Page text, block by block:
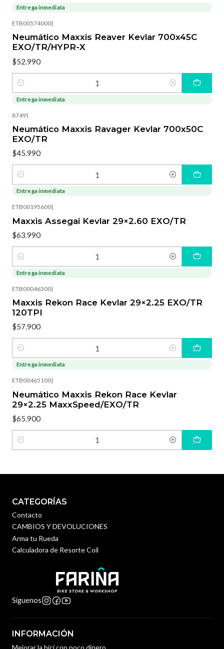
Entrega inmediata
ETB00574000|
Neumático Maxxis Reaver Kevlar 700x45C
EXO/TR/HYPR-X
$52.990
Cantidad
Entrega inmediata
8749|
Neumático Maxxis Ravager Kevlar 700x50C
EXO/TR
$45.990
Cantidad
Entrega inmediata
ETB00195600|
Maxxis Assegai Kevlar 29×2.60 EXO/TR
$63.990
Cantidad
Entrega inmediata
ETB00046300|
Maxxis Rekon Race Kevlar 29×2.25 EXO/TR
120TPI
$57.900
Cantidad
Entrega inmediata
ETB00465100|
Neumático Maxxis Rekon Race Kevlar
29×2.25 MaxxSpeed/EXO/TR
$65.900
Cantidad
CATEGORÍAS
Contacto
CAMBIOS Y DEVOLUCIONES
Arma tu Rueda
Calculadora de Resorte Coil
Síguenos
INFORMACIÓN
Mejorar la bici con poco dinero